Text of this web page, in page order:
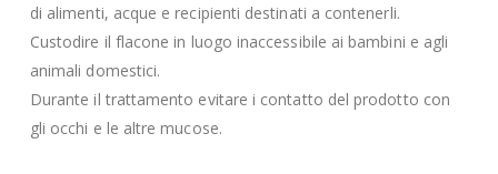
di alimenti, acque e recipienti destinati a contenerli.
Custodire il flacone in luogo inaccessibile ai bambini e agli
animali domestici.
Durante il trattamento evitare i contatto del prodotto con
gli occhi e le altre mucose.